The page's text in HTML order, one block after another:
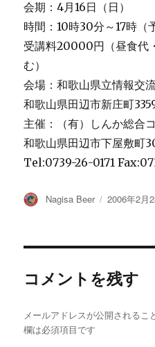
会期：4月16日（日）
時間：10時30分～17時（
受講料20000円（昼食代
む）
会場：和歌山県立情報
和歌山県田辺市新庄町
主催：（有）しんか総合
和歌山県田辺市下屋敷
Tel:0739-26-0171
投
Nagisa Beer
投
2006年2月
コメントを残す
メールアドレスが公開されるこ
欄は必須項目です